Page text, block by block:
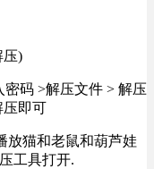
压)
码 >解压文件 > 解压
压即可
放猫和老鼠和葫芦娃
工具打开.